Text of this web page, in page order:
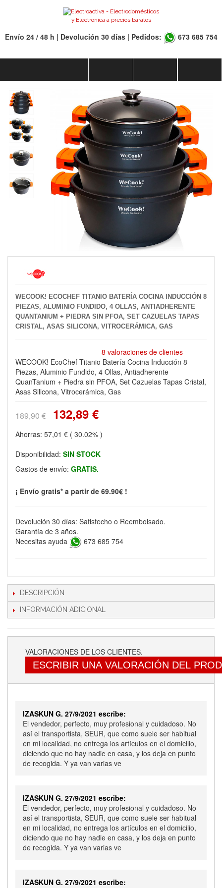
Envío 24 / 48 h | Devolución 30 días | Pedidos: 673 685 754
WECOOK! ECOCHEF TITANIO BATERÍA COCINA INDUCCIÓN 8
PIEZAS, ALUMINIO FUNDIDO, 4 OLLAS, ANTIADHERENTE
QUANTANIUM + PIEDRA SIN PFOA, SET CAZUELAS TAPAS
CRISTAL, ASAS SILICONA, VITROCERÁMICA, GAS
8 valoraciones de clientes
WECOOK! EcoChef Titanio Batería Cocina Inducción 8
Piezas, Aluminio Fundido, 4 Ollas, Antiadherente
QuanTanium + Piedra sin PFOA, Set Cazuelas Tapas Cristal,
Asas Silicona, Vitrocerámica, Gas
189,90 € 132,89 €
Ahorras: 57,01 € ( 30.02% )
Disponibilidad: SIN STOCK
Gastos de envío: GRATIS.
¡ Envío gratis* a partir de 69.90€ !
Devolución 30 días: Satisfecho o Reembolsado.
Garantía de 3 años.
Necesitas ayuda
673 685 754
DESCRIPCIÓN
INFORMACIÓN ADICIONAL
VALORACIONES DE LOS CLIENTES.
ESCRIBIR UNA VALORACIÓN DEL
IZASKUN G. 27/9/2021 escribe:
El vendedor, perfecto, muy profesional y cuidadoso. No
así el transportista, SEUR, que como suele ser habitual
en mi localidad, no entrega los artículos en el domicilio,
diciendo que no hay nadie en casa, y los deja en punto
de recogida. Y ya van varias ve
IZASKUN G. 27/9/2021 escribe:
El vendedor, perfecto, muy profesional y cuidadoso. No
así el transportista, SEUR, que como suele ser habitual
en mi localidad, no entrega los artículos en el domicilio,
diciendo que no hay nadie en casa, y los deja en punto
de recogida. Y ya van varias ve
IZASKUN G. 27/9/2021 escribe: